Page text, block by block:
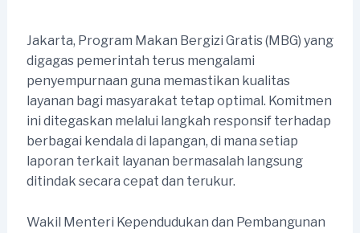
Jakarta, Program Makan Bergizi Gratis (MBG) yang
digagas pemerintah terus mengalami
penyempurnaan guna memastikan kualitas
layanan bagi masyarakat tetap optimal. Komitmen
ini ditegaskan melalui langkah responsif terhadap
berbagai kendala di lapangan, di mana setiap
laporan terkait layanan bermasalah langsung
ditindak secara cepat dan terukur.
Wakil Menteri Kependudukan dan Pembangunan